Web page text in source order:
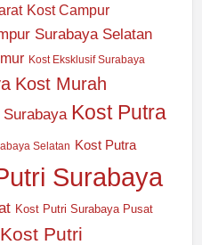
Kost Campur
Surabaya Selatan
Kost Eksklusif Surabaya
Kost Murah
Kost Putra
Selatan Kost Putra
Surabaya
Kost Putri Surabaya Pusat
Kost Putri